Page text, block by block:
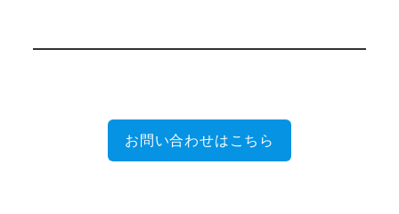
お問い合わせはこちら